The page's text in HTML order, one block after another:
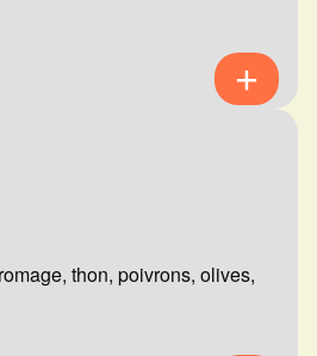
thon, poivrons, olives,